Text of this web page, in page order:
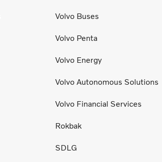
Volvo Buses
Volvo Penta
Volvo Energy
Volvo Autonomous Solutions
Volvo Financial Services
Rokbak
SDLG